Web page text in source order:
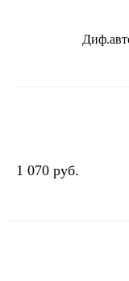
1 070 руб.